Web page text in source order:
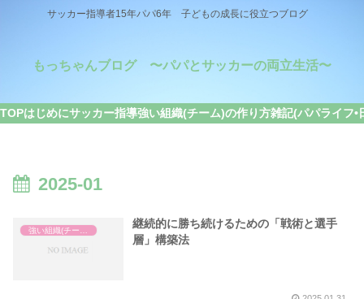
サッカー指導者15年パパ6年 子どもの成長に役立つブログ
もっちゃんブログ 〜パパとサッカーの両立生活〜
TOPはじめにサッカー指導強い組織(チーム)の作り方雑記(パパライフ•
2025-01
強い組織(チーム)の作り方
継続的に勝ち続けるための「戦術と選手
層」構築法